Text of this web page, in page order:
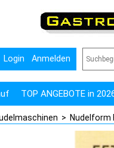
Login Anmelden
TOP ANGEBOTE in
> Nudelform